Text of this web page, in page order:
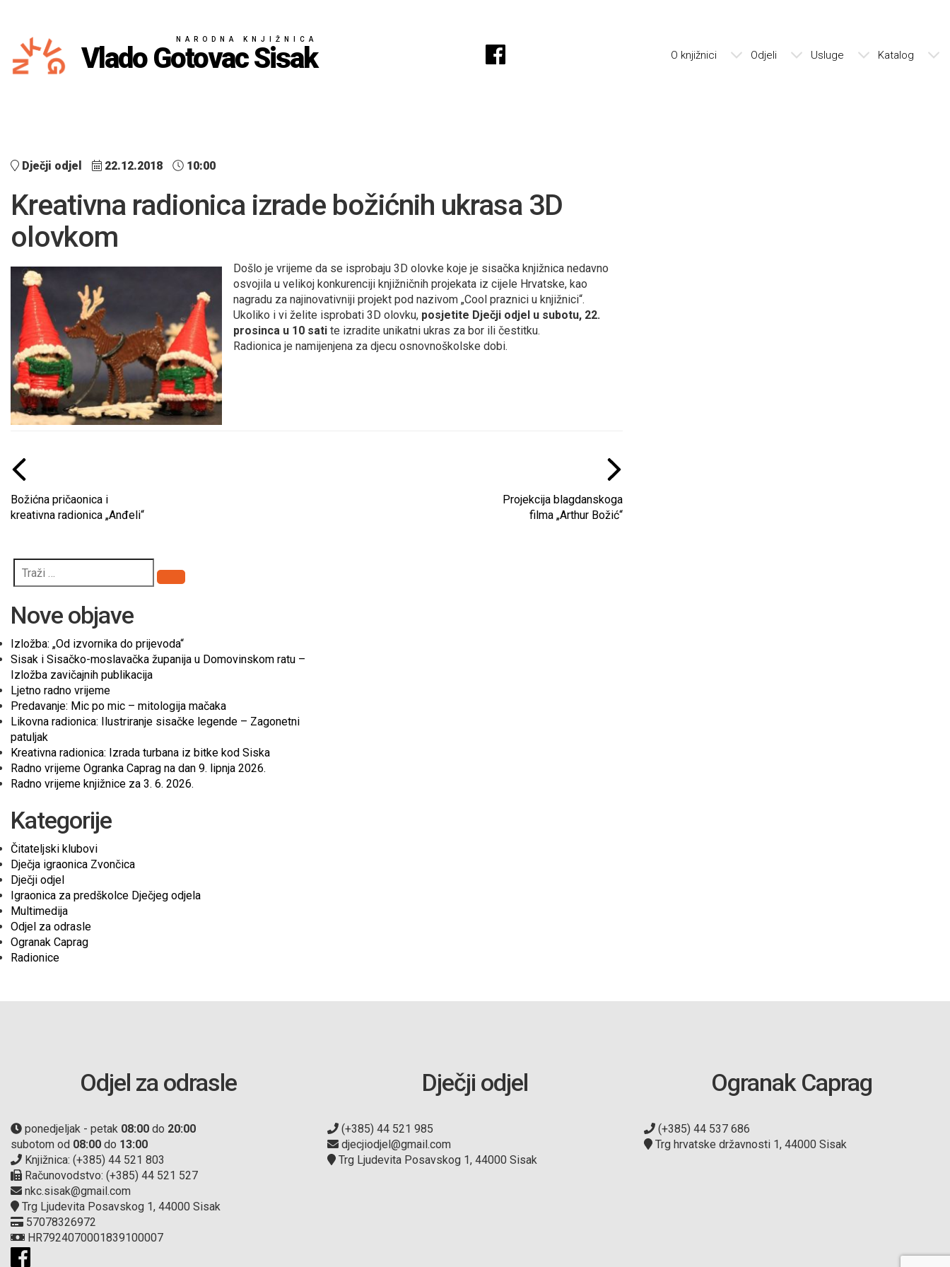
NARODNA KNJIŽNICA
Vlado Gotovac Sisak O knjižnici Odjeli Usluge Katalog
Dječji odjel 22.12.2018 10:00
Kreativna radionica izrade božićnih ukrasa 3D
olovkom
Došlo je vrijeme da se isprobaju 3D olovke koje je sisačka knjižnica nedavno
osvojila u velikoj konkurenciji knjižničnih projekata iz cijele Hrvatske, kao
nagradu za najinovativniji projekt pod nazivom „Cool praznici u knjižnici“.
Ukoliko i vi želite isprobati 3D olovku, posjetite Dječji odjel u subotu, 22.
prosinca u 10 sati te izradite unikatni ukras za bor ili čestitku.
Radionica je namijenjena za djecu osnovnoškolske dobi.
Božićna pričaonica i
kreativna radionica „Anđeli“
Projekcija blagdanskoga
filma „Arthur Božić“
Pretraži
Nove objave
Izložba: „Od izvornika do prijevoda“
Sisak i Sisačko-moslavačka županija u Domovinskom ratu –
Izložba zavičajnih publikacija
Ljetno radno vrijeme
Predavanje: Mic po mic – mitologija mačaka
Likovna radionica: Ilustriranje sisačke legende – Zagonetni
patuljak
Kreativna radionica: Izrada turbana iz bitke kod Siska
Radno vrijeme Ogranka Caprag na dan 9. lipnja 2026.
Radno vrijeme knjižnice za 3. 6. 2026.
Kategorije
Čitateljski klubovi
Dječja igraonica Zvončica
Dječji odjel
Igraonica za predškolce Dječjeg odjela
Multimedija
Odjel za odrasle
Ogranak Caprag
Radionice
Odjel za odrasle
ponedjeljak - petak 08:00 do 20:00
subotom od 08:00 do 13:00
Knjižnica: (+385) 44 521 803
Računovodstvo: (+385) 44 521 527
nkc.sisak@gmail.com
Trg Ljudevita Posavskog 1, 44000 Sisak
57078326972
HR7924070001839100007
Dječji odjel
(+385) 44 521 985
djecjiodjel@gmail.com
Trg Ljudevita Posavskog 1, 44000 Sisak
Ogranak Caprag
(+385) 44 537 686
Trg hrvatske državnosti 1, 44000 Sisak